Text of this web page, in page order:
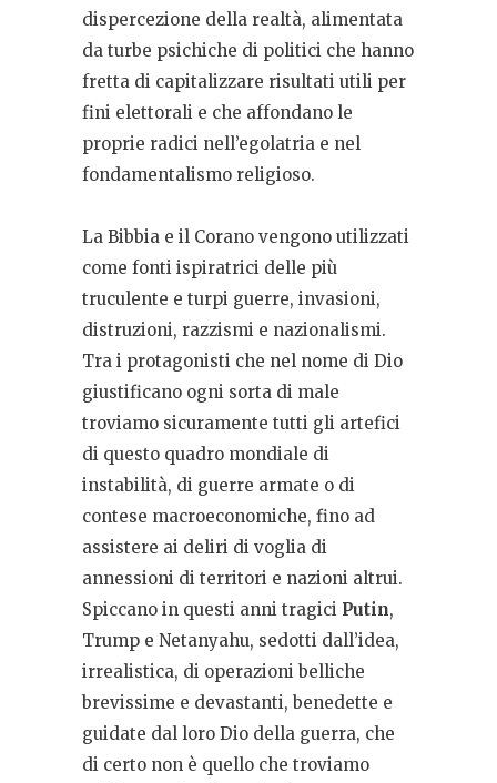
dispercezione della realtà, alimentata
da turbe psichiche di politici che hanno
fretta di capitalizzare risultati utili per
fini elettorali e che affondano le
proprie radici nell’egolatria e nel
fondamentalismo religioso.
La Bibbia e il Corano vengono utilizzati
come fonti ispiratrici delle più
truculente e turpi guerre, invasioni,
distruzioni, razzismi e nazionalismi.
Tra i protagonisti che nel nome di Dio
giustificano ogni sorta di male
troviamo sicuramente tutti gli artefici
di questo quadro mondiale di
instabilità, di guerre armate o di
contese macroeconomiche, fino ad
assistere ai deliri di voglia di
annessioni di territori e nazioni altrui.
Spiccano in questi anni tragici Putin,
Trump e Netanyahu, sedotti dall’idea,
irrealistica, di operazioni belliche
brevissime e devastanti, benedette e
guidate dal loro Dio della guerra, che
di certo non è quello che troviamo